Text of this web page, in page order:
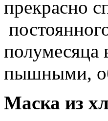
прекрасно
полумесяца
пышными,
Маска из